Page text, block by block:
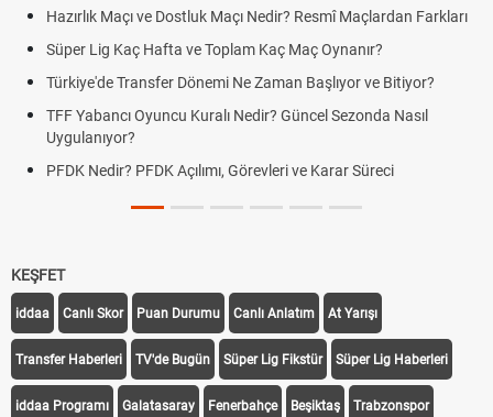
Hazırlık Maçı ve Dostluk Maçı Nedir? Resmî Maçlardan Farkları
Süper Lig Kaç Hafta ve Toplam Kaç Maç Oynanır?
Türkiye'de Transfer Dönemi Ne Zaman Başlıyor ve Bitiyor?
TFF Yabancı Oyuncu Kuralı Nedir? Güncel Sezonda Nasıl
Uygulanıyor?
PFDK Nedir? PFDK Açılımı, Görevleri ve Karar Süreci
KEŞFET
iddaa Canlı Skor Puan Durumu Canlı Anlatım At Yarışı
Transfer Haberleri TV'de Bugün Süper Lig Fikstür Süper Lig Haberleri
iddaa Programı Galatasaray Fenerbahçe Beşiktaş Trabzonspor